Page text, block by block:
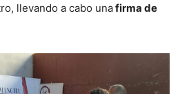
llevando a cabo unafirma de